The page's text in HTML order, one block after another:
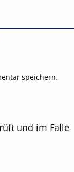
speichern.
und im Falle